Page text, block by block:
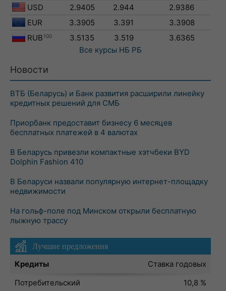
USD 2.9405 2.944
2.9386
EUR
3.3905 3.391
3.3908
RUB 100 3.5135 3.519
3.6365
Все курсы НБ РБ
Новости
ВТБ (Беларусь) и Банк развития расширили линейку
кредитных решений для СМБ
Приорбанк предоставит бизнесу 6 месяцев
бесплатных платежей в 4 валютах
В Беларусь привезли компактные хэтчбеки BYD
Dolphin Fashion 410
В Беларуси назвали популярную интернет-площадку
недвижимости
На гольф-поле под Минском открыли бесплатную
лыжную трассу
Лучшие предложения
Кредиты
Ставка годовых
Потребительский
10,8 %